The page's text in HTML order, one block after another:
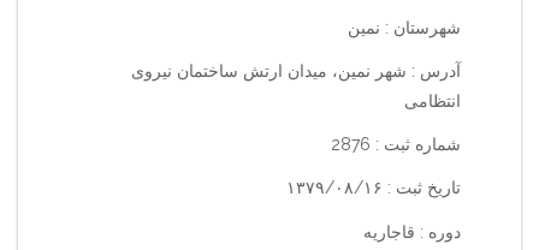
شهرستان : نمین
آدرس : شهر نمین، میدان ارتش ساختمان نیروی
انتظامی
شماره ثبت : 2876
تاریخ ثبت : ۱۳۷۹/۰۸/۱۶
دوره : قاجاریه